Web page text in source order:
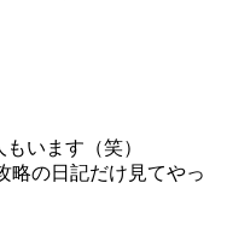
います（笑）
略の日記だけ見てやっ